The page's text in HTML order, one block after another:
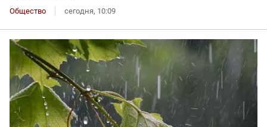
Общество сегодня, 10:09